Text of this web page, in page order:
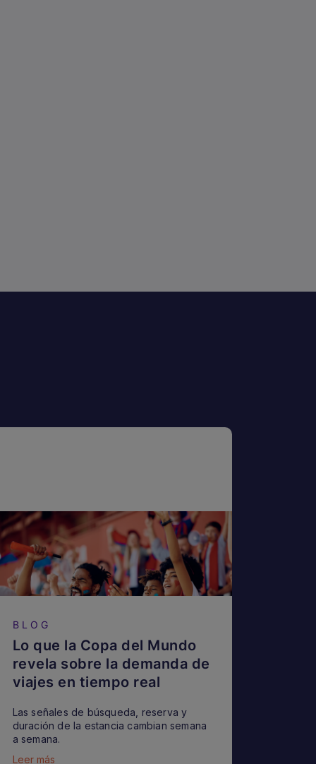
BLOG
Lo que la Copa del Mundo
revela sobre la demanda de
viajes en tiempo real
Las señales de búsqueda, reserva y
duración de la estancia cambian semana
a semana.
Leer más